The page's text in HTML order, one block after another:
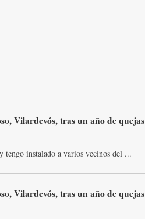
Vilardevós, tras un año de quejas
tengo instalado a varios vecinos del ...
Vilardevós, tras un año de quejas